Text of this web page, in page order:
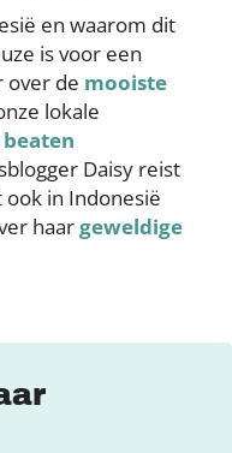
en waarom dit
is voor een
over de mooiste
lokale
Daisy reist
in Indonesië
haargeweldige